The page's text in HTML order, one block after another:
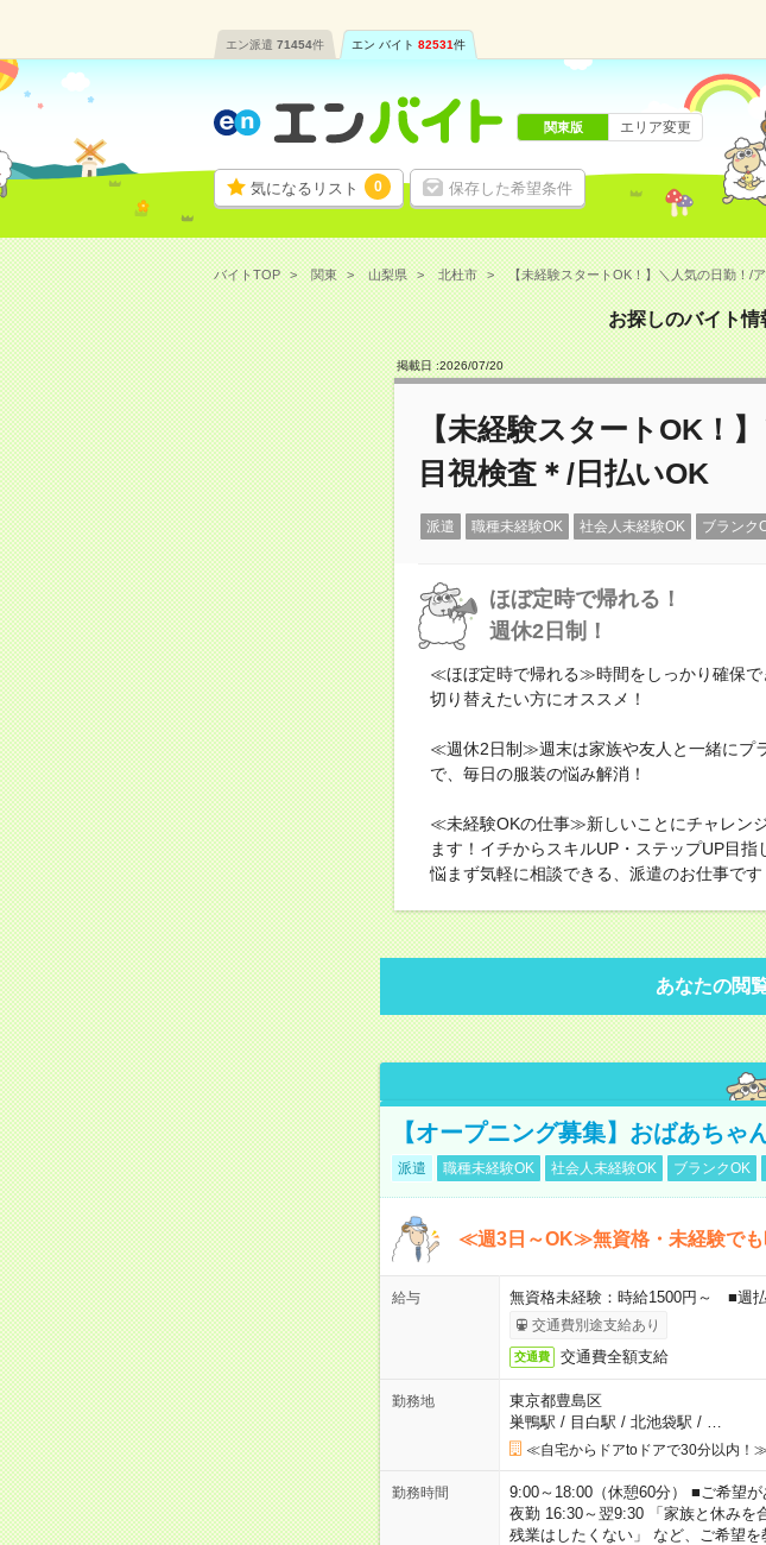
エン派遣 71454件 エン バイト 82531件
気になるリスト 0 保存した希望条件
関東版 エリア変更
バイトTOP 関東 山梨県 北杜市 【未経験スタートOK！】＼人気の日勤！/
お探しのバイト
掲載日 :2026/07/20
【未経験スタートOK！
目視検査＊/日払いOK
派遣 職種未経験OK 社会人未経験OK ブランク
ほぼ定時で帰れる！
週休2日制！
≪ほぼ定時で帰れる≫時間をしっかり確保で
切り替えたい方にオススメ！
≪週休2日制≫週末は家族や友人と一緒にプ
で、毎日の服装の悩み解消！
≪未経験OKの仕事≫新しいことにチャレン
ます！イチからスキルUP・ステップUP目
悩まず気軽に相談できる、派遣のお仕事です
あなたの閲
【オープニング募集】おばあち
派遣 職種未経験OK 社会人未経験OK ブランクOK
≪週3日～OK≫無資格・未経験でも
給与 無資格未経験：時給1500円～ ■週
交通費別途支給あり
交通費 交通費全額支給
勤務地
東京都豊島区
巣鴨駅 / 目白駅 / 北池袋駅 /
≪自宅からドアtoドアで30分以内！≫
勤務時間
9:00～18:00（休憩60分） ■ご希望
夜勤 16:30～翌9:30 「家族と休みを
残業はしたくない」 など、ご希望